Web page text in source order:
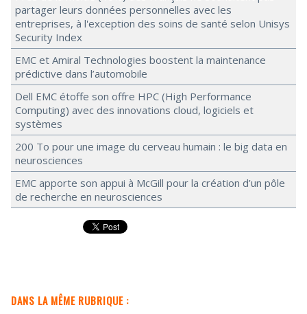
partager leurs données personnelles avec les
entreprises, à l'exception des soins de santé selon Unisys
Security Index
EMC et Amiral Technologies boostent la maintenance
prédictive dans l’automobile
Dell EMC étoffe son offre HPC (High Performance
Computing) avec des innovations cloud, logiciels et
systèmes
200 To pour une image du cerveau humain : le big data en
neurosciences
EMC apporte son appui à McGill pour la création d’un pôle
de recherche en neurosciences
DANS LA MÊME RUBRIQUE :